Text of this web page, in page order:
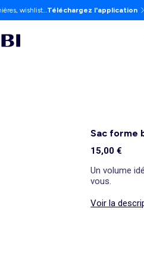
wishlist…Téléchargez l'application
Sac forme
15,00 €
Un volume
vous.
Voir la